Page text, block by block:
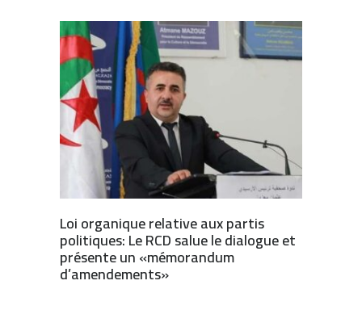
Loi organique relative aux partis
politiques: Le RCD salue le dialogue et
présente un «mémorandum
d’amendements»